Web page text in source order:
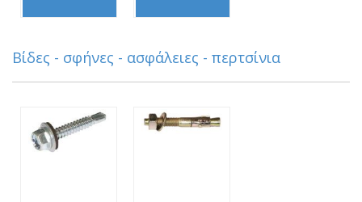
Βίδες - σφήνες - ασφάλειες - περτσίνια